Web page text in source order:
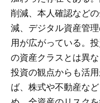
削減、本人確認など
減、デジタル資産管
用が広がっている。
の資産クラスとは異
投資の観点からも活
ば、株式や不動産な